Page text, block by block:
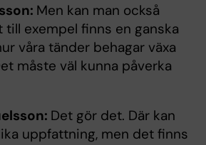
Men kan man också
exempel finns en ganska
våra tänder behagar växa
måste väl kunna påverka
Det gör det. Där kan
uppfattning, men det finns